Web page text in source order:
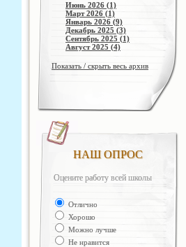
Июнь 2026 (1)
Март 2026 (1)
Январь 2026 (9)
Декабрь 2025 (3)
Сентябрь 2025 (1)
Август 2025 (4)
Показать / скрыть весь архив
НАШ ОПРОС
Оцените работу всей школы
Отлично
Хорошо
Можно лучше
Не нравится